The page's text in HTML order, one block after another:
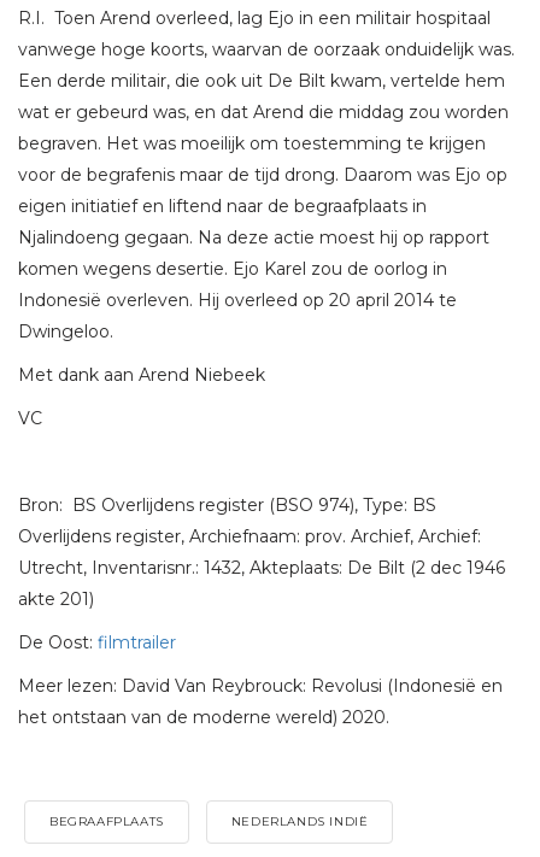
R.I. Toen Arend overleed, lag Ejo in een militair hospitaal
vanwege hoge koorts, waarvan de oorzaak onduidelijk was.
Een derde militair, die ook uit De Bilt kwam, vertelde hem
wat er gebeurd was, en dat Arend die middag zou worden
begraven. Het was moeilijk om toestemming te krijgen
voor de begrafenis maar de tijd drong. Daarom was Ejo op
eigen initiatief en liftend naar de begraafplaats in
Njalindoeng gegaan. Na deze actie moest hij op rapport
komen wegens desertie. Ejo Karel zou de oorlog in
Indonesië overleven. Hij overleed op 20 april 2014 te
Dwingeloo.
Met dank aan Arend Niebeek
VC
Bron: BS Overlijdens register (BSO 974), Type: BS
Overlijdens register, Archiefnaam: prov. Archief, Archief:
Utrecht, Inventarisnr.: 1432, Akteplaats: De Bilt (2 dec 1946
akte 201)
De Oost: filmtrailer
Meer lezen: David Van Reybrouck: Revolusi (Indonesië en
het ontstaan van de moderne wereld) 2020.
BEGRAAFPLAATS NEDERLANDS INDIË